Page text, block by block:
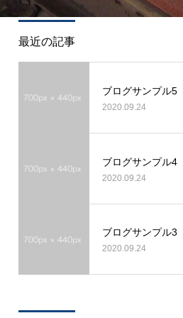
最近の記事
ブログサンプル5
2020.09.24
ブログサンプル4
2020.09.24
ブログサンプル3
2020.09.24